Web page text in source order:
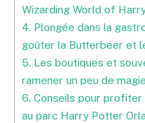
Wizarding World of
4. Plongée dans la
goûter la Butterbeer et
5. Les boutiques et
ramener un peu de
6. Conseils pour
au parc Harry Potter